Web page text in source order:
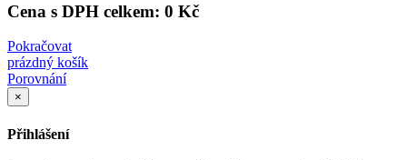
Cena s DPH celkem: 0 Kč
Pokračovat
prázdný košík
Porovnání
×
Přihlášení